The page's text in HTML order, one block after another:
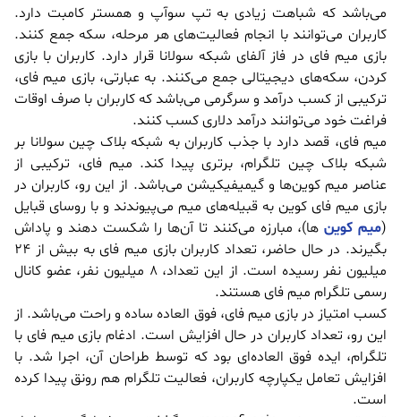
می‌باشد که شباهت زیادی به تپ سوآپ و همستر کامبت دارد.
کاربران می‌توانند با انجام فعالیت‌های هر مرحله، سکه جمع کنند.
بازی میم فای در فاز آلفای شبکه سولانا قرار دارد. کاربران با بازی
کردن، سکه‌های دیجیتالی جمع می‌کنند. به عبارتی، بازی میم فای،
ترکیبی از کسب درآمد و سرگرمی می‌باشد که کاربران با صرف اوقات
فراغت خود می‌توانند درآمد دلاری کسب کنند.
میم فای، قصد دارد با جذب کاربران به شبکه بلاک چین سولانا بر
شبکه بلاک چین تلگرام، برتری پیدا کند. میم فای، ترکیبی از
عناصر میم کوین‌ها و گیمیفیکیشن می‌باشد. از این رو، کاربران در
بازی میم فای کوین به قبیله‌های میم می‌پیوندند و با روسای قبایل
(میم کوینها)، مبارزه می‌کنند تا آن‌ها را شکست دهند و پاداش
بگیرند. در حال حاضر، تعداد کاربران بازی میم فای به بیش از 24
میلیون نفر رسیده است. از این تعداد، 8 میلیون نفر، عضو کانال
رسمی تلگرام میم فای هستند.
کسب امتیاز در بازی میم فای، فوق العاده ساده و راحت می‌باشد. از
این رو، تعداد کاربران در حال افزایش است. ادغام بازی میم فای با
تلگرام، ایده فوق العاده‌ای بود که توسط طراحان آن، اجرا شد. با
افزایش تعامل یکپارچه کاربران، فعالیت تلگرام هم رونق پیدا کرده
است.